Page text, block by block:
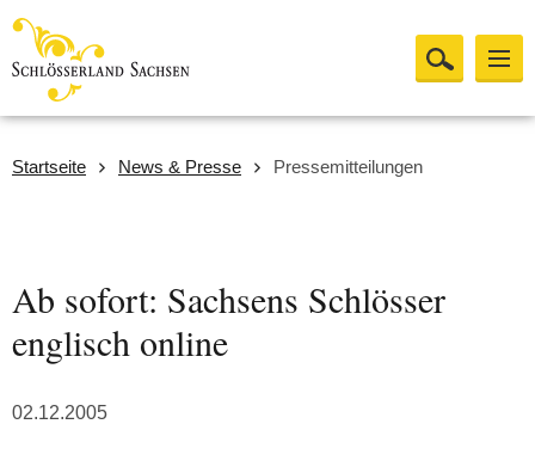
Startseite News & Presse Pressemitteilungen
Ab sofort: Sachsens Schlösser
englisch online
02.12.2005